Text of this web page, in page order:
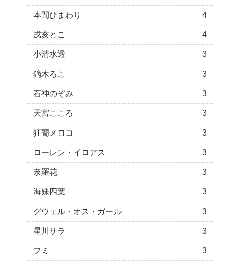
本間ひまわり 4
戌亥とこ 4
小清水透 3
鏑木ろこ 3
石神のぞみ 3
天宮こころ 3
狂蘭メロコ 3
ローレン・イロアス 3
奈羅花 3
海妹四葉 3
グウェル・オス・ガール 3
星川サラ 3
フミ 3